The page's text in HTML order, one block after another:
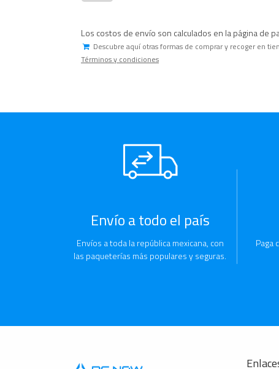
Los costos de envío son calculados en la página de
Descubre aquí otras formas de comprar y recoger en
Términos y condiciones
Envío a todo el país
Envíos a toda la república mexicana, con
las paqueterías más populares y seguras.
Paga